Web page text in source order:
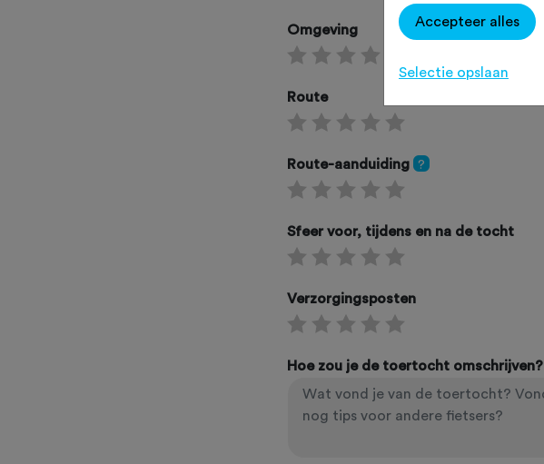
Omgeving
Route
Route-aanduiding ?
Sfeer voor, tijdens en na de tocht
Verzorgingsposten
Hoe zou je de toertocht omschrijven?
Accepteer alles
Selectie opslaan